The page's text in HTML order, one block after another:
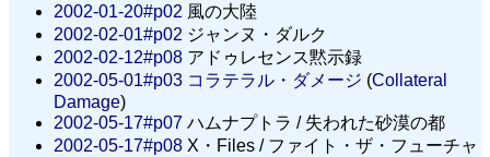
2002-01-20#p02 風の大陸
2002-02-01#p02 ジャンヌ・ダルク
2002-02-12#p08 アドゥレセンス黙示録
2002-05-01#p03 コラテラル・ダメージ (Collateral
Damage)
2002-05-17#p07 ハムナプトラ / 失われた砂漠の都
2002-05-17#p08 X・Files / ファイト・ザ・フューチャ